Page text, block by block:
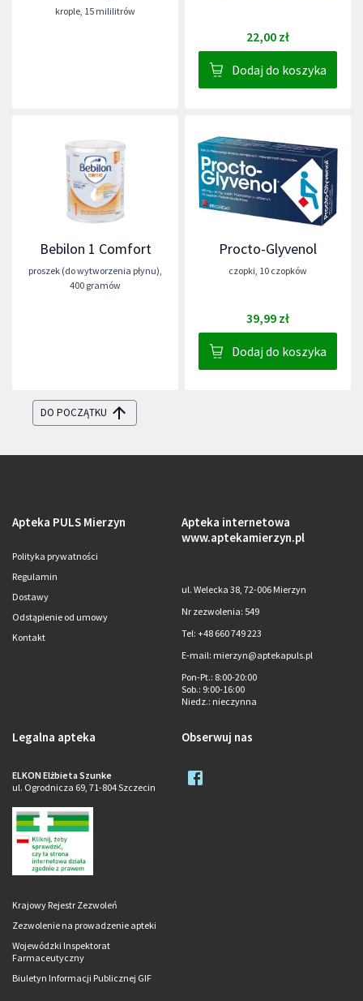
krople, 15 mililitrów
22,00 zł
Dodaj do koszyka
Bebilon 1 Comfort
proszek (do wytworzenia płynu),
400 gramów
Procto-Glyvenol
czopki, 10 czopków
39,99 zł
Dodaj do koszyka
DO POCZĄTKU
Apteka PULS Mierzyn
Polityka prywatności
Regulamin
Dostawy
Odstąpienie od umowy
Kontakt
Apteka internetowa
www.aptekamierzyn.pl
ul. Welecka 38, 72-006 Mierzyn
Nr zezwolenia: 549
Tel: +48 660 749 223
E-mail: mierzyn@aptekapuls.pl
Pon-Pt.: 8:00-20:00
Sob.: 9:00-16:00
Niedz.: nieczynna
Legalna apteka
ELKON Elżbieta Szunke
ul. Ogrodnicza 69, 71-804 Szczecin
Krajowy Rejestr Zezwoleń
Zezwolenie na prowadzenie apteki
Wojewódzki Inspektorat
Farmaceutyczny
Biuletyn Informacji Publicznej GIF
Obserwuj nas